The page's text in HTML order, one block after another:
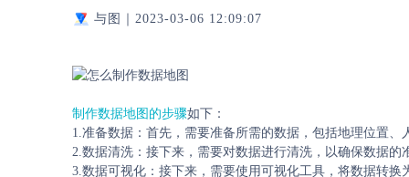
与图｜ 2023-03-06 12:09:07
制作数据地图的步骤如下：
1.准备数据：首先，需要准备所需的数据，包括地理位置、
2.数据清洗：接下来，需要对数据进行清洗，以确保数据的
3.数据可视化：接下来，需要使用可视化工具，将数据转换